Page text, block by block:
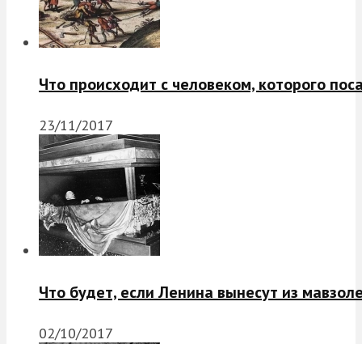
Что происходит с человеком, которого
23/11/2017
Что будет, если Ленина вынесут из
02/10/2017